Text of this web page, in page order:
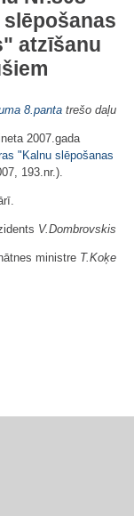
" atzīšanu
8.panta trešo daļu
2007.gada
"Kalnu slēpošanas
193.nr.).
V.Dombrovskis
ministre T.Koķe